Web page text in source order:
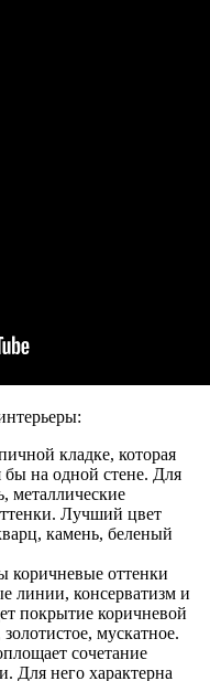
кладке, которая
бы на одной стене. Для
металлические
Лучший цвет
камень, беленый
коричневые оттенки
линии, консерватизм и
покрытие коричневой
мускатное.
сочетание
Для него характерна